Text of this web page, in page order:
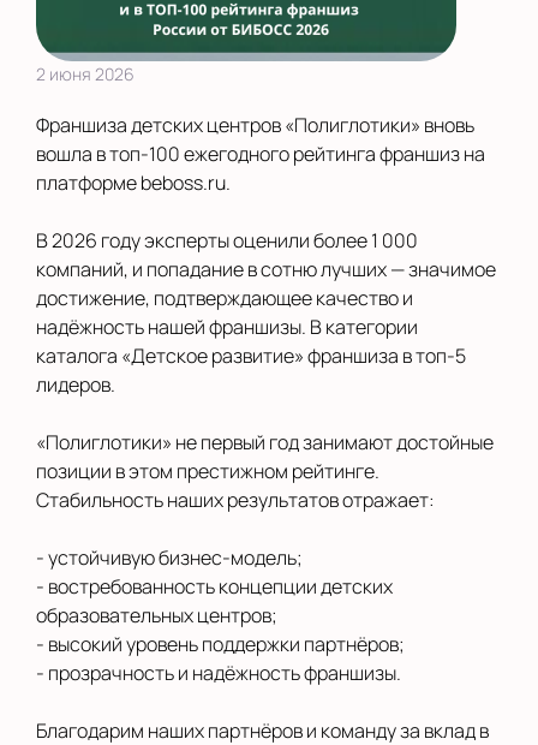
2 июня 2026
Франшиза детских центров «Полиглотики» вновь
вошла в топ‑100 ежегодного рейтинга франшиз на
платформе beboss.ru.
В 2026 году эксперты оценили более 1 000
компаний, и попадание в сотню лучших — значимое
достижение, подтверждающее качество и
надёжность нашей франшизы. В категории
каталога «Детское развитие» франшиза в топ-5
лидеров.
«Полиглотики» не первый год занимают достойные
позиции в этом престижном рейтинге.
Стабильность наших результатов отражает:
- устойчивую бизнес‑модель;
- востребованность концепции детских
образовательных центров;
- высокий уровень поддержки партнёров;
- прозрачность и надёжность франшизы.
Благодарим наших партнёров и команду за вклад в